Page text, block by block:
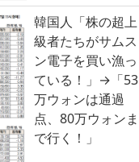
韓国人「株の超上
級者たちがサムス
ン電子を買い漁っ
ている！」→「53
万ウォンは通過
点、80万ウォンま
で行く！」